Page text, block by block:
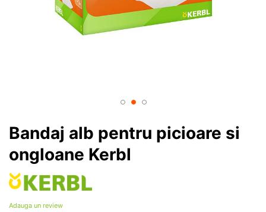
Bandaj alb pentru picioare si
ongloane Kerbl
Adauga un review